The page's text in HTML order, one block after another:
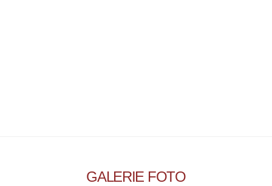
GALERIE FOTO